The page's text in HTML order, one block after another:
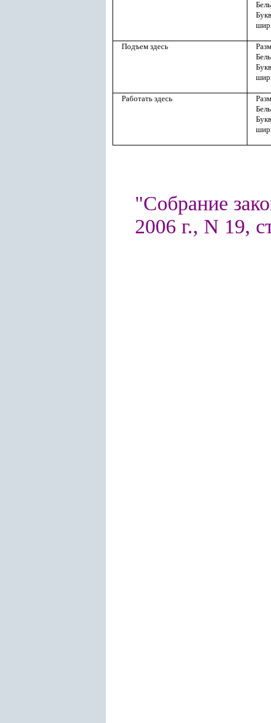
Подъем здесь
Работать здесь
"Собрание
2006 г., N 19,